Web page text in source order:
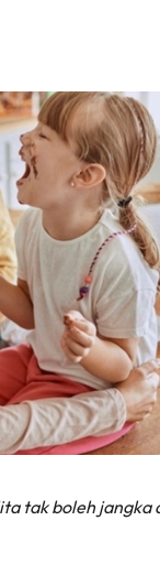
tak boleh jangka